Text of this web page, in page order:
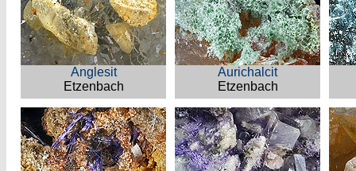
Anglesit
Etzenbach
Aurichalcit
Etzenbach